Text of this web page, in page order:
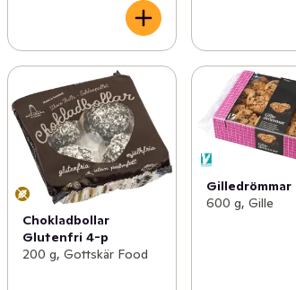
Chokladbollar
Glutenfri 4-p
200 g, Gottskär Food
Gilledrömmar
600 g, Gille